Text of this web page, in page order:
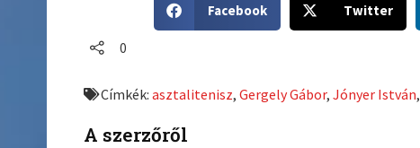
h
o
f
Facebook
h
o
Twitter
0
Címkék:asztalitenisz,Gergely Gábor,Jónyer István,
A szerzőről